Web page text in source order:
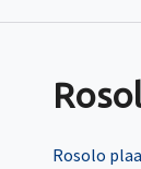
Rosolo